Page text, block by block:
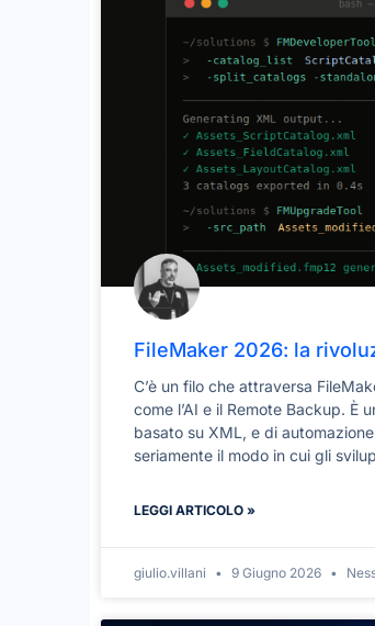
FileMaker 2026: la
C’è un filo che attraversa
come l’AI e il Remote Backup. È
basato su XML, e di
seriamente il modo in cui gli
LEGGI ARTICOLO »
giulio.villani 9 Giugno 2026